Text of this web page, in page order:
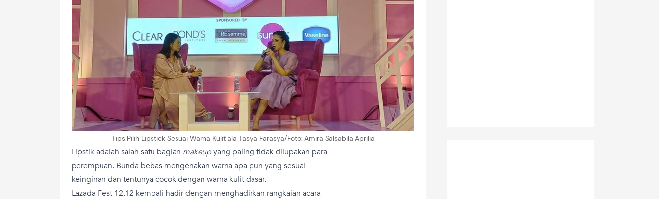
Tips Pilih Lipstick Sesuai Warna Kulit ala Tasya Farasya/Foto: Amira Salsabila Aprilia
Lipstik adalah salah satu bagian makeupyang paling tidak dilupakan para
perempuan. Bunda bebas mengenakan warna apa pun yang sesuai
keinginan dan tentunya cocok dengan warna kulit dasar.
Lazada Fest 12.12 kembali hadir dengan menghadirkan rangkaian acara